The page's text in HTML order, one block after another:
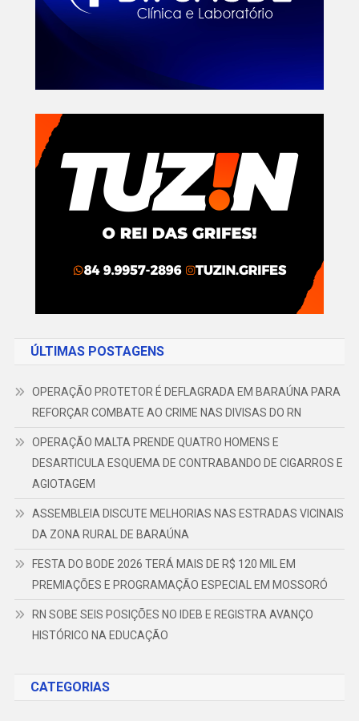
ÚLTIMAS POSTAGENS
OPERAÇÃO PROTETOR É DEFLAGRADA EM BARAÚNA PARA
REFORÇAR COMBATE AO CRIME NAS DIVISAS DO RN
OPERAÇÃO MALTA PRENDE QUATRO HOMENS E
DESARTICULA ESQUEMA DE CONTRABANDO DE CIGARROS E
AGIOTAGEM
ASSEMBLEIA DISCUTE MELHORIAS NAS ESTRADAS VICINAIS
DA ZONA RURAL DE BARAÚNA
FESTA DO BODE 2026 TERÁ MAIS DE R$ 120 MIL EM
PREMIAÇÕES E PROGRAMAÇÃO ESPECIAL EM MOSSORÓ
RN SOBE SEIS POSIÇÕES NO IDEB E REGISTRA AVANÇO
HISTÓRICO NA EDUCAÇÃO
CATEGORIAS